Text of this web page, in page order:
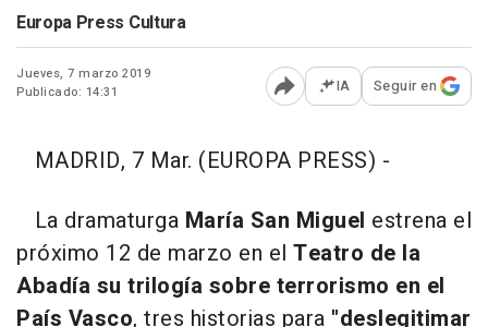
Europa Press Cultura
Jueves, 7 marzo 2019
Publicado: 14:31
Abrir opciones para
IA Seguir en
MADRID, 7 Mar. (EUROPA PRESS) -
La dramaturga María San Miguel estrena el
próximo 12 de marzo en el Teatro de la
Abadía su trilogía sobre terrorismo en el
País Vasco, tres historias para "deslegitimar